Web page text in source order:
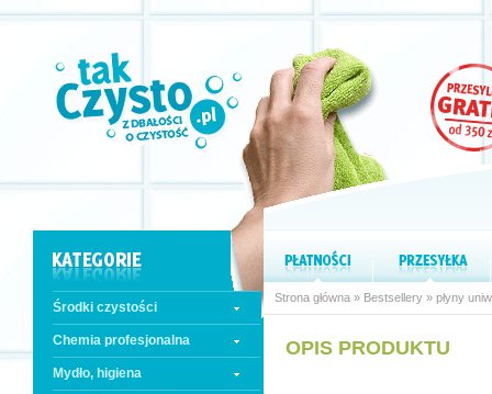
Środki czystości
Chemia profesjonalna
Mydło, higiena
Strona główna » Bestsellery » płyny
OPIS PRODUKTU